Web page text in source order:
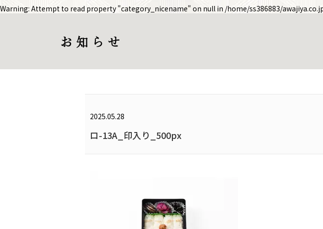
Warning: Attempt to read property "category_nicename" on null in /home/ss386883/
お 知 ら せ
2025.05.28
ロ-13A_印入り_500px